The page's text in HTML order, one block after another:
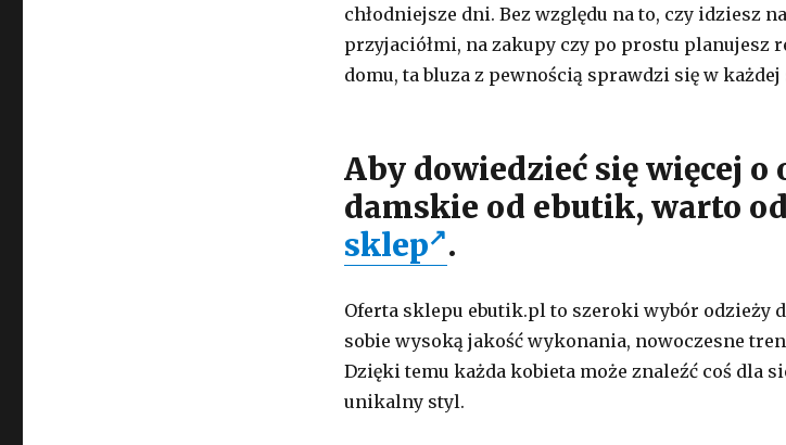
chłodniejsze dni. Bez względu na to, czy idziesz
przyjaciółmi, na zakupy czy po prostu planujesz
domu, ta bluza z pewnością sprawdzi się w każdej
Aby dowiedzieć się więcej o
damskie od ebutik, warto
sklep .
Oferta sklepu ebutik.pl to szeroki wybór odzieży
sobie wysoką jakość wykonania, nowoczesne
Dzięki temu każda kobieta może znaleźć coś dla
unikalny styl.